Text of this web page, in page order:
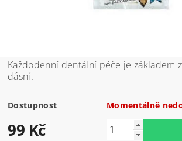
Každodenní dentální péče je základem
dásní.
Dostupnost Momentálně
99 Kč